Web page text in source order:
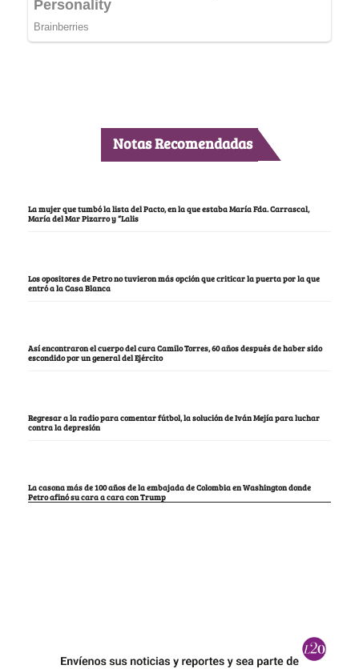
Notas Recomendadas
La mujer que tumbó la lista del Pacto, en la que estaba María Fda. Carrascal,
María del Mar Pizarro y “Lalis
Los opositores de Petro no tuvieron más opción que criticar la puerta por la que
entró a la Casa Blanca
Así encontraron el cuerpo del cura Camilo Torres, 60 años después de haber sido
escondido por un general del Ejército
Regresar a la radio para comentar fútbol, la solución de Iván Mejía para luchar
contra la depresión
La casona más de 100 años de la embajada de Colombia en Washington donde
Petro afinó su cara a cara con Trump